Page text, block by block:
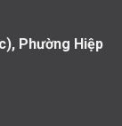
Phường Hiệp